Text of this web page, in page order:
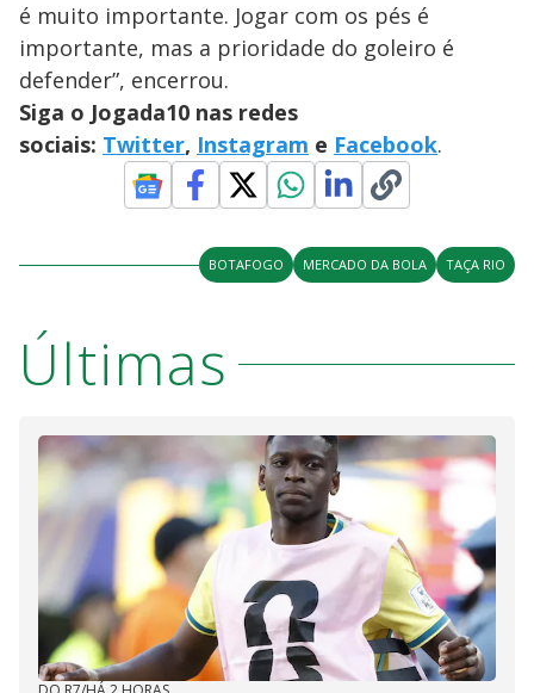
é muito importante. Jogar com os pés é
importante, mas a prioridade do goleiro é
defender”, encerrou.
Siga o Jogada10 nas redes
sociais: Twitter, Instagram e Facebook.
BOTAFOGO MERCADO DA BOLA TAÇA RIO
Últimas